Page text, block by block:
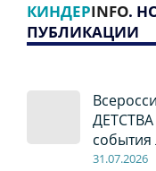
КИНДЕРINFO.
ПУБЛИКАЦИИ
события
31.07.2026